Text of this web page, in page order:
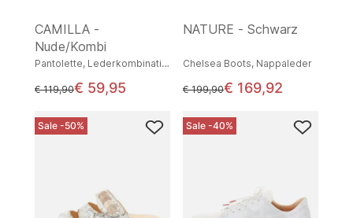
CAMILLA -
Nude/Kombi
Pantolette, Lederkombination
statt
€ 119,90€ 59,95
NATURE - Schwarz
Chelsea Boots, Nappaleder
statt
€ 199,90€ 169,92
Sale -50% Sale -40%